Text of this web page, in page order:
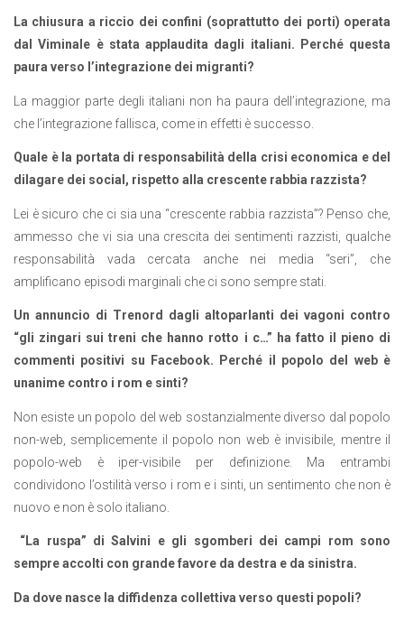
La chiusura a riccio dei confini (soprattutto dei porti) operata
dal Viminale è stata applaudita dagli italiani. Perché questa
paura verso l’integrazione dei migranti?
La maggior parte degli italiani non ha paura dell’integrazione, ma
che l’integrazione fallisca, come in effetti è successo.
Quale è la portata di responsabilità della crisi economica e del
dilagare dei social, rispetto alla crescente rabbia razzista?
Lei è sicuro che ci sia una “crescente rabbia razzista”? Penso che,
ammesso che vi sia una crescita dei sentimenti razzisti, qualche
responsabilità vada cercata anche nei media “seri”, che
amplificano episodi marginali che ci sono sempre stati.
Un annuncio di Trenord dagli altoparlanti dei vagoni contro
“gli zingari sui treni che hanno rotto i c…” ha fatto il pieno di
commenti positivi su Facebook. Perché il popolo del web è
unanime contro i rom e sinti?
Non esiste un popolo del web sostanzialmente diverso dal popolo
non-web, semplicemente il popolo non web è invisibile, mentre il
popolo-web è iper-visibile per definizione. Ma entrambi
condividono l’ostilità verso i rom e i sinti, un sentimento che non è
nuovo e non è solo italiano.
“La ruspa” di Salvini e gli sgomberi dei campi rom sono
sempre accolti con grande favore da destra e da sinistra.
Da dove nasce la diffidenza collettiva verso questi popoli?